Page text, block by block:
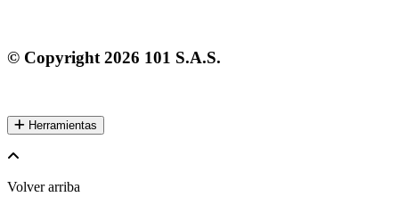
© Copyright 2026 101 S.A.S.
Herramientas
Volver arriba